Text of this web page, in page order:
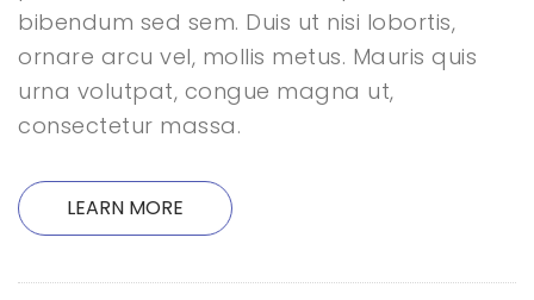
bibendum sed sem. Duis ut nisi lobortis,
ornare arcu vel, mollis metus. Mauris quis
urna volutpat, congue magna ut,
consectetur massa.
LEARN MORE